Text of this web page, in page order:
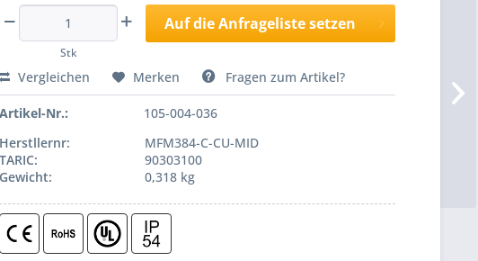
Stk
Auf die Anfrageliste setzen
Vergleichen Merken Fragen zum Artikel?
Artikel-Nr.:
105-004-036
Herstllernr:
MFM384-C-CU-MID
TARIC:
90303100
Gewicht:
0,318 kg